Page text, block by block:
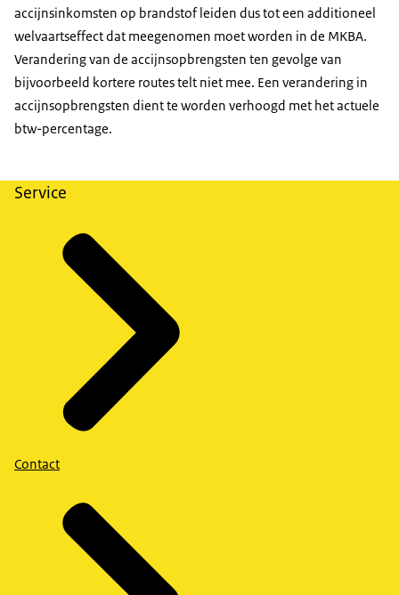
accijnsinkomsten op brandstof leiden dus tot een additioneel
welvaartseffect dat meegenomen moet worden in de MKBA.
Verandering van de accijnsopbrengsten ten gevolge van
bijvoorbeeld kortere routes telt niet mee. Een verandering in
accijnsopbrengsten dient te worden verhoogd met het actuele
btw-percentage.
Service
Contact